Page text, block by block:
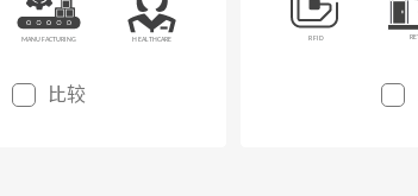
比较
的绝佳利器。